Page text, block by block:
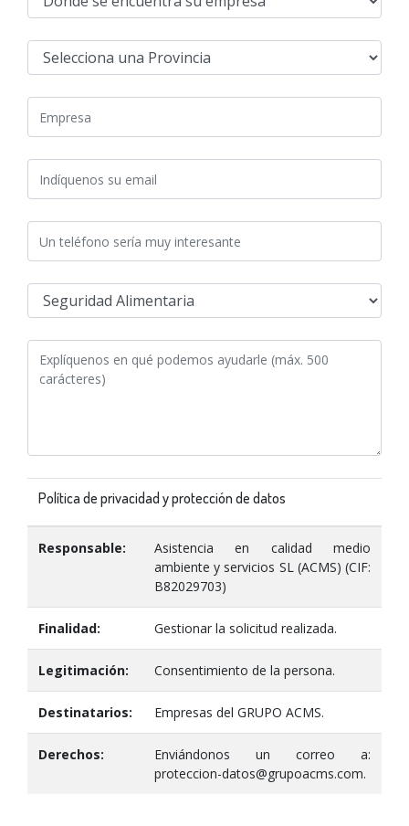
Política de privacidad y protección de datos
Responsable:
Asistencia en calidad medio
ambiente y servicios SL (ACMS) (CIF:
B82029703)
Finalidad: Gestionar la solicitud realizada.
Legitimación: Consentimiento de la persona.
Destinatarios: Empresas del GRUPO ACMS.
Derechos:
Enviándonos un correo a:
proteccion-datos@grupoacms.com.